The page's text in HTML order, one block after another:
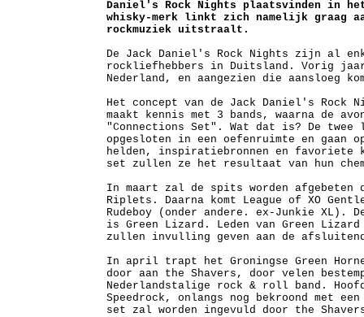
Daniel's Rock Nights plaatsvinden in
whisky-merk linkt zich namelijk graag
rockmuziek uitstraalt.
De Jack Daniel's Rock Nights zijn al
rockliefhebbers in Duitsland. Vorig
Nederland, en aangezien die aansloeg
Het concept van de Jack Daniel's
maakt kennis met 3 bands, waarna de
"Connections Set". Wat dat is? De
opgesloten in een oefenruimte en gaan
helden, inspiratiebronnen en favoriete
set zullen ze het resultaat van hun
In maart zal de spits worden afgebeten
Riplets. Daarna komt League of XO
Rudeboy (onder andere. ex-Junkie XL).
is Green Lizard. Leden van Green Lizard
zullen invulling geven aan de
In april trapt het Groningse Green
door aan the Shavers, door velen
Nederlandstalige rock & roll band.
Speedrock, onlangs nog bekroond met
set zal worden ingevuld door the